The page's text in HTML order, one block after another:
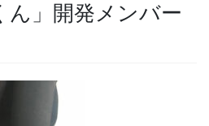
ん」開発メンバー